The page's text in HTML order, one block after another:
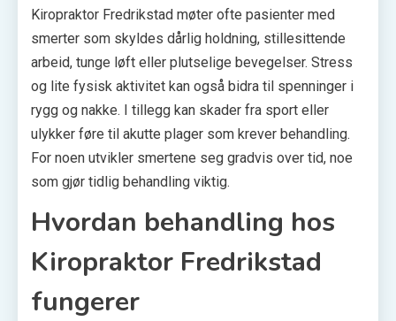
Kiropraktor Fredrikstad møter ofte pasienter med
smerter som skyldes dårlig holdning, stillesittende
arbeid, tunge løft eller plutselige bevegelser. Stress
og lite fysisk aktivitet kan også bidra til spenninger i
rygg og nakke. I tillegg kan skader fra sport eller
ulykker føre til akutte plager som krever behandling.
For noen utvikler smertene seg gradvis over tid, noe
som gjør tidlig behandling viktig.
Hvordan behandling hos
Kiropraktor Fredrikstad
fungerer